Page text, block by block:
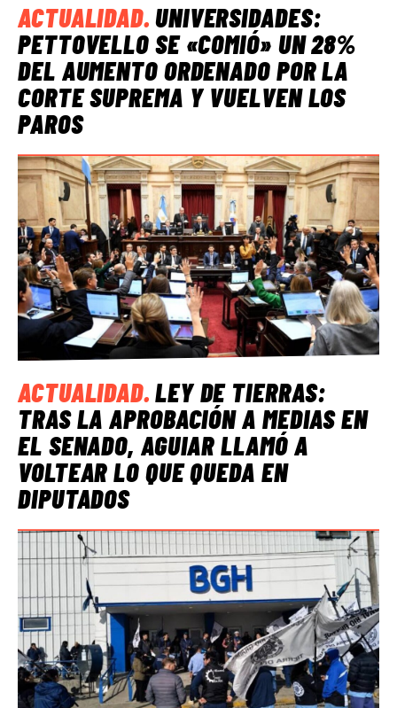
ACTUALIDAD.UNIVERSIDADES:
PETTOVELLO SE «COMIÓ» UN 28%
DEL AUMENTO ORDENADO POR LA
CORTE SUPREMA Y VUELVEN LOS
PAROS
ACTUALIDAD.LEY DE TIERRAS:
TRAS LA APROBACIÓN A MEDIAS EN
EL SENADO, AGUIAR LLAMÓ A
VOLTEAR LO QUE QUEDA EN
DIPUTADOS